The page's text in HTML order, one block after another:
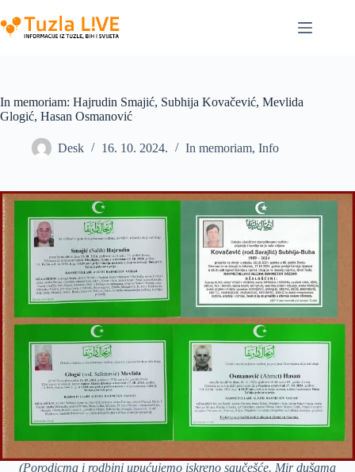
to
content
In memoriam: Hajrudin Smajić, Subhija Kovačević, Mevlida
Glogić, Hasan Osmanović
Desk 16. 10. 2024. In memoriam, Info
(Porodicma i rodbini upućujemo iskreno saučešće. Mir dušama